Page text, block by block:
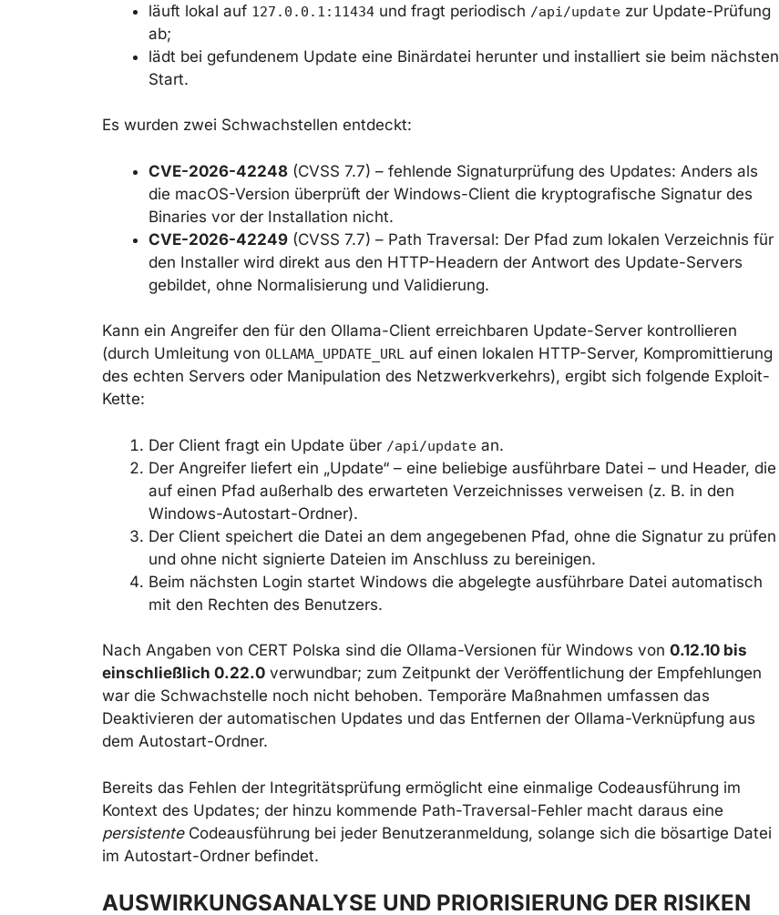
läuft lokal auf 127.0.0.1:11434 und fragt periodisch /api/update zur Update-Prüfung
ab;
lädt bei gefundenem Update eine Binärdatei herunter und installiert sie beim nächsten
Start.
Es wurden zwei Schwachstellen entdeckt:
CVE-2026-42248 (CVSS 7.7) – fehlende Signaturprüfung des Updates: Anders als
die macOS-Version überprüft der Windows-Client die kryptografische Signatur des
Binaries vor der Installation nicht.
CVE-2026-42249 (CVSS 7.7) – Path Traversal: Der Pfad zum lokalen Verzeichnis für
den Installer wird direkt aus den HTTP-Headern der Antwort des Update-Servers
gebildet, ohne Normalisierung und Validierung.
Kann ein Angreifer den für den Ollama-Client erreichbaren Update-Server kontrollieren
(durch Umleitung von OLLAMA_UPDATE_URL auf einen lokalen HTTP-Server, Kompromittierung
des echten Servers oder Manipulation des Netzwerkverkehrs), ergibt sich folgende Exploit-
Kette:
Der Client fragt ein Update über /api/update an.
Der Angreifer liefert ein „Update“ – eine beliebige ausführbare Datei – und Header, die
auf einen Pfad außerhalb des erwarteten Verzeichnisses verweisen (z. B. in den
Windows-Autostart-Ordner).
Der Client speichert die Datei an dem angegebenen Pfad, ohne die Signatur zu prüfen
und ohne nicht signierte Dateien im Anschluss zu bereinigen.
Beim nächsten Login startet Windows die abgelegte ausführbare Datei automatisch
mit den Rechten des Benutzers.
Nach Angaben von CERT Polska sind die Ollama-Versionen für Windows von 0.12.10 bis
einschließlich 0.22.0 verwundbar; zum Zeitpunkt der Veröffentlichung der Empfehlungen
war die Schwachstelle noch nicht behoben. Temporäre Maßnahmen umfassen das
Deaktivieren der automatischen Updates und das Entfernen der Ollama-Verknüpfung aus
dem Autostart-Ordner.
Bereits das Fehlen der Integritätsprüfung ermöglicht eine einmalige Codeausführung im
Kontext des Updates; der hinzu kommende Path-Traversal-Fehler macht daraus eine
persistenteCodeausführung bei jeder Benutzeranmeldung, solange sich die bösartige Datei
im Autostart-Ordner befindet.
AUSWIRKUNGSANALYSE UND PRIORISIERUNG DER RISIKEN